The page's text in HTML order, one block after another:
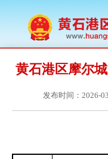
黄石港区摩尔
发布时间：2026-